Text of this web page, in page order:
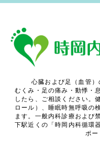
心臓および足（血管）
むくみ・足の痛み・動悸・
したら、ご相談ください。
ロール）、睡眠時無呼吸の
ます。一般内科診療および
下駅近くの「時岡内科循環
ポー